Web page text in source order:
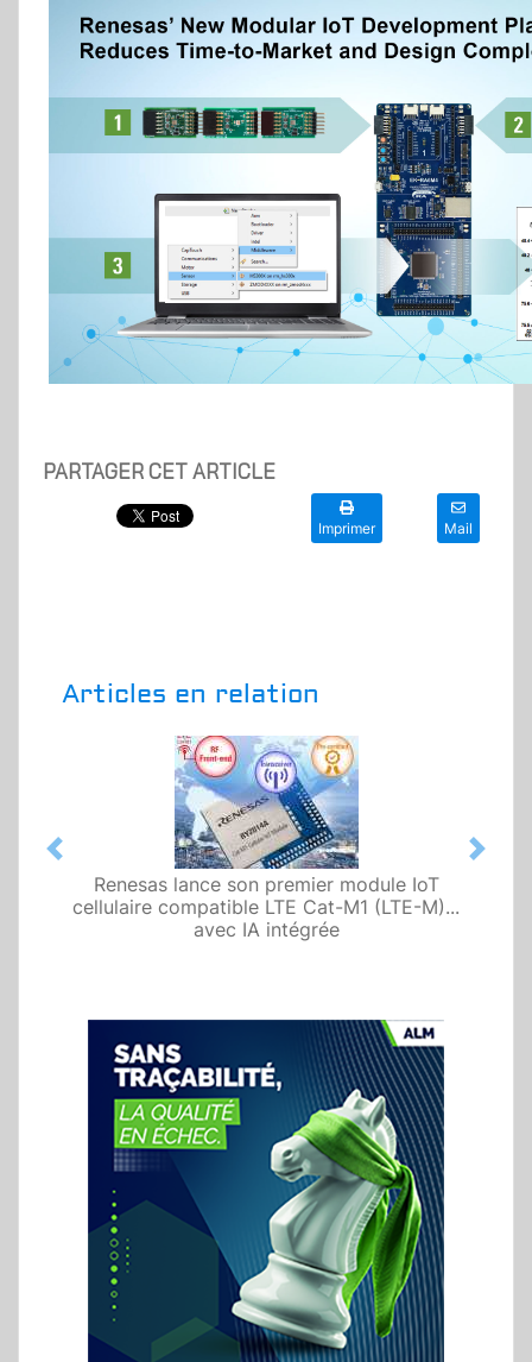
PARTAGER CET ARTICLE
Imprimer Mail
Articles en relation
Renesas lance son premier module IoT
cellulaire compatible LTE Cat-M1 (LTE-M)...
avec IA intégrée
Previous Next